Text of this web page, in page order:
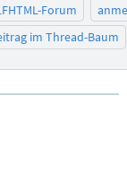
Forum
im Thread-Baum